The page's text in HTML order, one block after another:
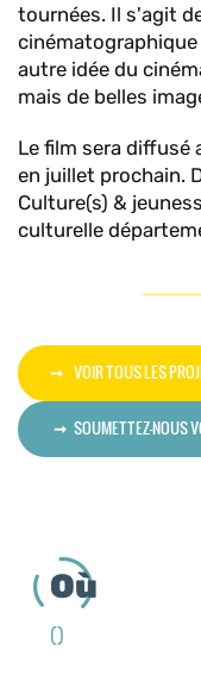
tournées. Il s'agit
autre idée du
mais de belles
Le film sera diffusé
en juillet prochain.
Culture(s) &
culturelle
VOIR TOUS LES
SOUMETTEZ-NOUS
Où
()